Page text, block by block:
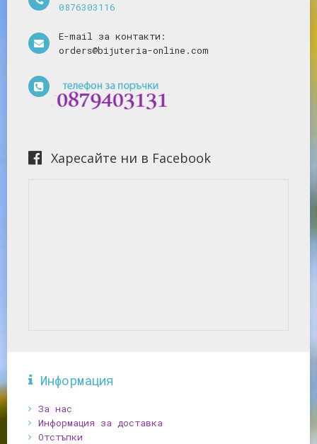
0876303116
E-mail за контакти:
orders@bijuteria-online.com
Харесайте ни в Facebook
Информация
За нас
Информация за доставка
Отстъпки